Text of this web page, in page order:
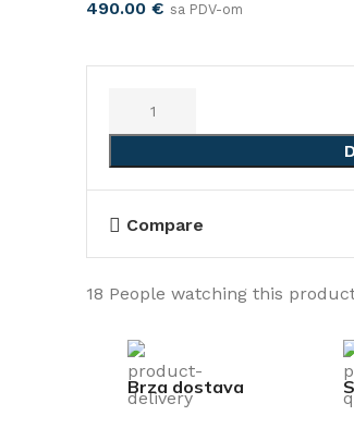
490.00 € sa PDV-om
Compare
18 People watching this
Brza dostava